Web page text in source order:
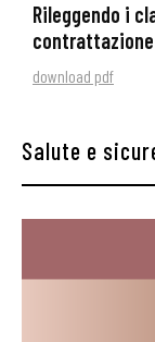
Rileggendo i
download pdf
Salute e